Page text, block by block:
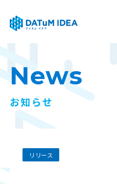
DATuM IDEA® について
提供サービス
活用事例
ファーマベース
News
お知らせ
リリース